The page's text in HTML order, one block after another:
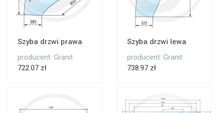
Szyba drzwi prawa
producent: Granit
722.07 zł
Szyba drzwi lewa
producent: Granit
738.97 zł